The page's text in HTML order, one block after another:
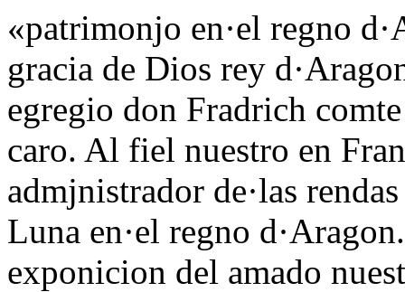
«patrimonjo en·el regno
gracia de Dios rey
egregio don Fradrich
caro. Al fiel nuestro en
admjnistrador de·las
Luna en·el regno
exponicion del amado